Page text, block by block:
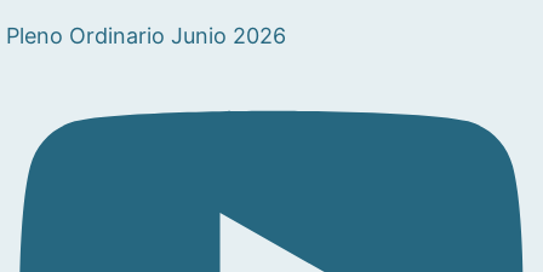
Pleno Ordinario Junio 2026